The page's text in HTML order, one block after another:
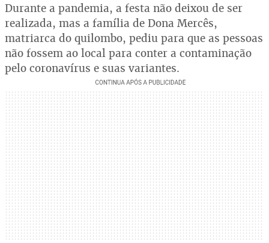
Durante a pandemia, a festa não deixou de ser
realizada, mas a família de Dona Mercês,
matriarca do quilombo, pediu para que as pessoas
não fossem ao local para conter a contaminação
pelo coronavírus e suas variantes.